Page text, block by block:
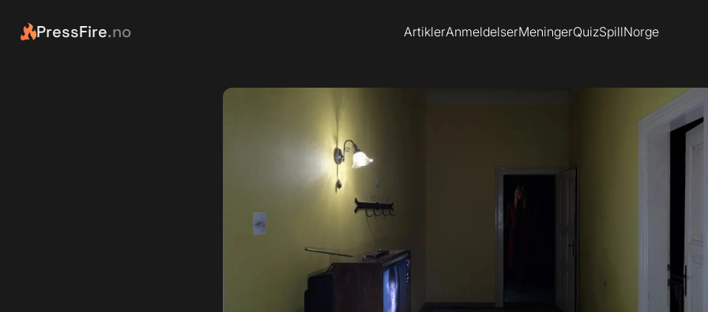
PressFire.no ArtiklerAnmeldelserMeningerQuizSpillNorge